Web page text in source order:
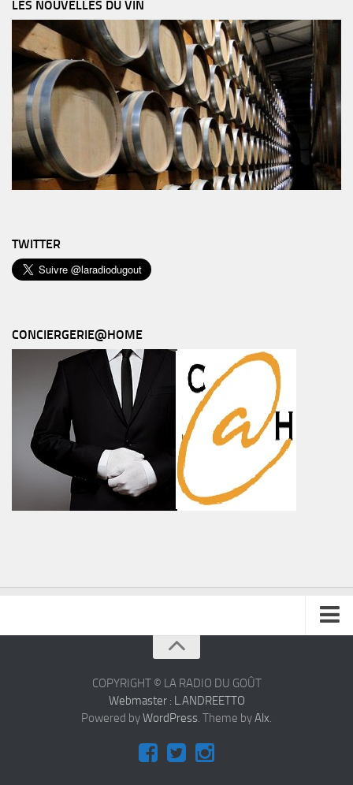
LES NOUVELLES DU VIN
TWITTER
CONCIERGERIE@HOME
COPYRIGHT © LA RADIO DU GOÛT
Webmaster : L.ANDREETTO
Powered byWordPress. Theme byAlx.